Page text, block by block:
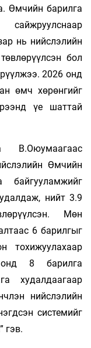
Өмчийн барилга
нь нийслэлийн
бол
2026 онд
өмч хөрөнгийг
үе шаттай
Өмчийн
нийт 3.9
Мөн
6 барилгыг
тохижуулахаар
8 барилга
худалдаагаар
нийслэлийн
системийг
гэв.